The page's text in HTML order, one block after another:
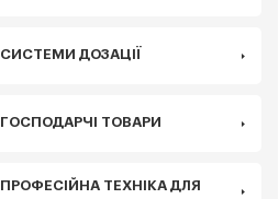
СИСТЕМИ ДОЗАЦІЇ
ГОСПОДАРЧІ ТОВАРИ
ПРОФЕСІЙНА ТЕХНІКА ДЛЯ